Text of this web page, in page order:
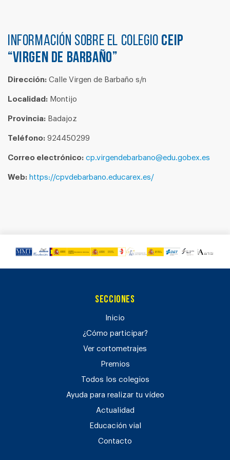
Información sobre el colegio CEIP
“VIRGEN DE BARBAÑO”
Dirección: Calle Virgen de Barbaño s/n
Localidad: Montijo
Provincia: Badajoz
Teléfono: 924450299
Correo electrónico: cp.virgendebarbano@edu.gobex.es
Web: https://cpvdebarbano.educarex.es/
Secciones
Inicio
¿Cómo participar?
Ver cortometrajes
Premios
Todos los colegios
Ayuda para realizar tu vídeo
Actualidad
Educación vial
Contacto